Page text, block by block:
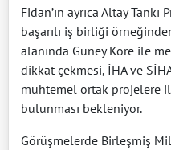
Fidan’ın ayrıca Altay
başarılı iş birliği
alanında Güney Kore ile
dikkat çekmesi, İHA ve
muhtemel ortak projelere
bulunması bekleniyor.
Görüşmelerde Birleşmiş